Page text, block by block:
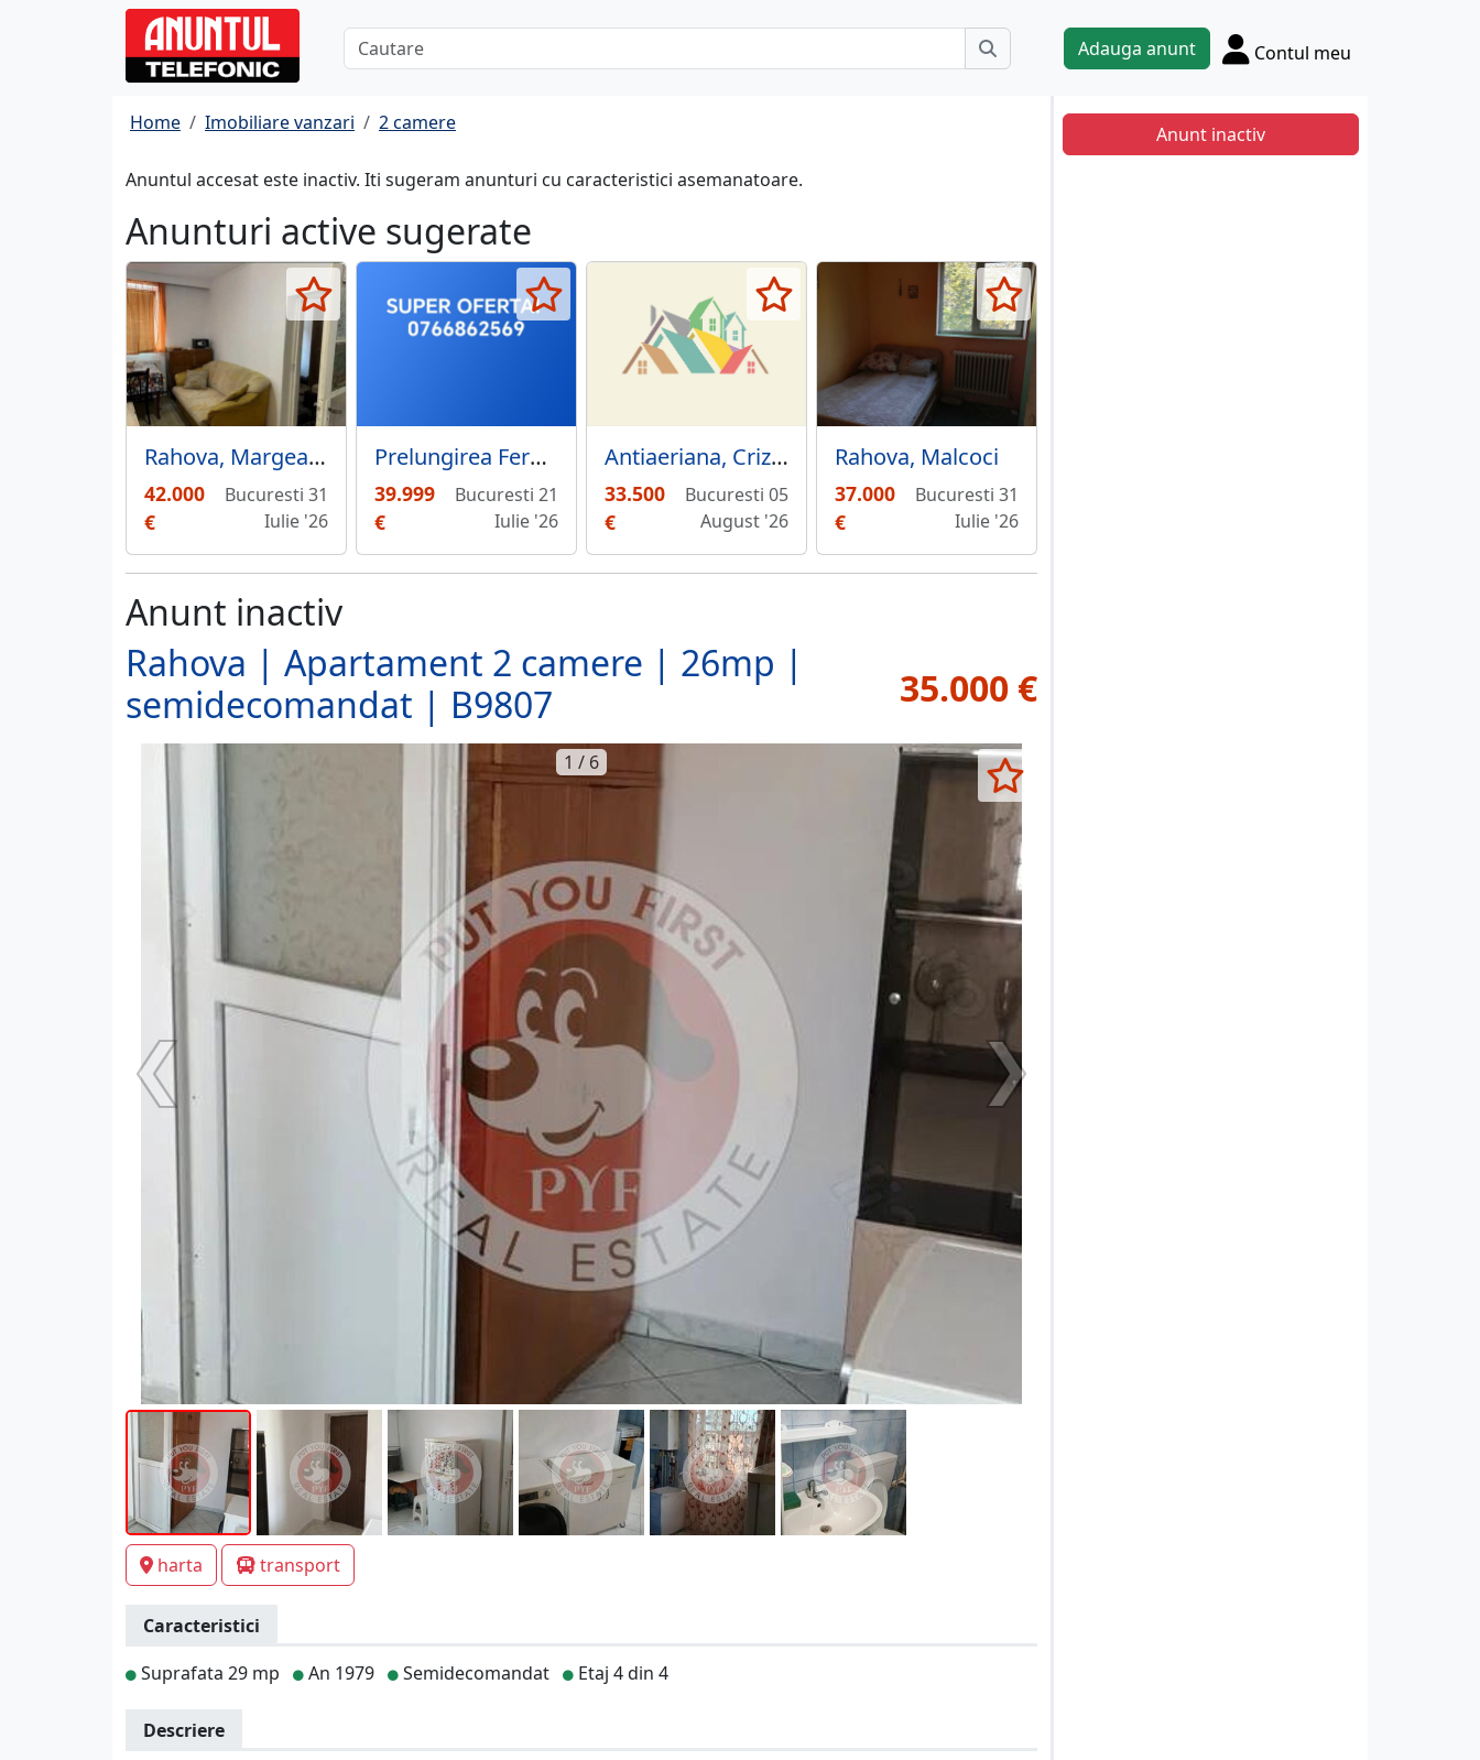
Adauga anunt Contul meu
Home Imobiliare vanzari 2 camere
Anuntul accesat este inactiv. Iti sugeram anunturi cu caracteristici asemanatoare.
Anunturi active sugerate
Rahova, Margeanului
42.000
€
Bucuresti 31
Iulie '26
Prelungirea Ferentari, Lidl,
39.999
€
Bucuresti 21
Iulie '26
Antiaeriana, Crizantemelor,
33.500
€
Bucuresti 05
August '26
Rahova, Malcoci
37.000
€
Bucuresti 31
Iulie '26
Anunt inactiv
Rahova | Apartament 2 camere | 26mp |
semidecomandat | B9807
35.000 €
1 / 6
harta transport
Caracteristici
Suprafata 29 mp
An 1979 Semidecomandat Etaj 4 din 4
Descriere
Anunt inactiv